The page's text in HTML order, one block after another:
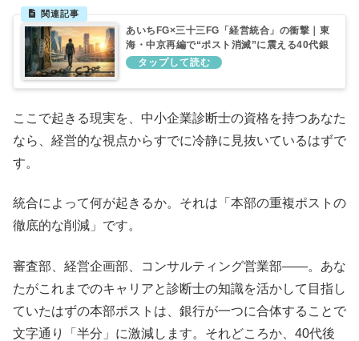
あいちFG×三十三FG「経営統合」の衝撃｜東
海・中京再編で“ポスト消滅”に震える40代銀
行員の生存戦略
ここで起きる現実を、中小企業診断士の資格を持つあなた
なら、経営的な視点からすでに冷静に見抜いているはずで
す。
統合によって何が起きるか。それは「本部の重複ポストの
徹底的な削減」です。
審査部、経営企画部、コンサルティング営業部――。あな
たがこれまでのキャリアと診断士の知識を活かして目指し
ていたはずの本部ポストは、銀行が一つに合体することで
文字通り「半分」に激減します。それどころか、40代後